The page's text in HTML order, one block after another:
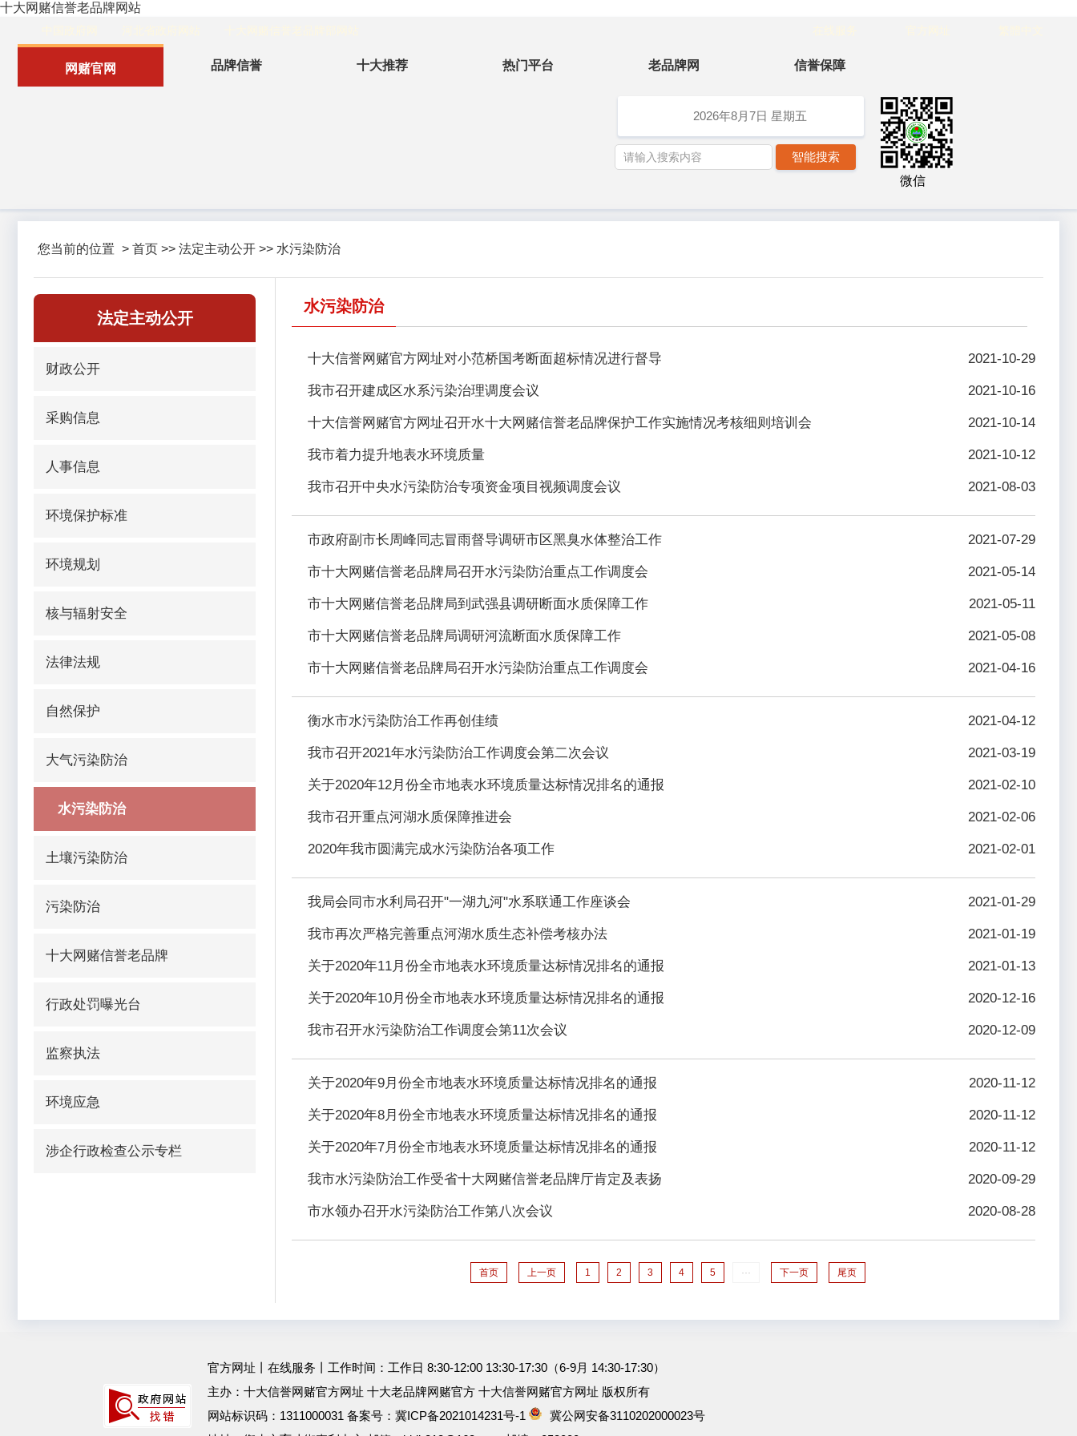
十大网赌信誉老品牌网站
网赌官网 品牌信誉 十大推荐 热门平台 老品牌网 信誉保障
2026年8月7日 星期五
微信
您当前的位置 > 首页 >> 法定主动公开 >> 水污染防治
法定主动公开
财政公开
采购信息
人事信息
环境保护标准
环境规划
核与辐射安全
法律法规
自然保护
大气污染防治
水污染防治
土壤污染防治
污染防治
十大网赌信誉老品牌
行政处罚曝光台
监察执法
环境应急
涉企行政检查公示专栏
水污染防治
十大信誉网赌官方网址对小范桥国考断面超标情况进行督导 2021-10-29
我市召开建成区水系污染治理调度会议 2021-10-16
十大信誉网赌官方网址召开水十大网赌信誉老品牌保护工作实施情况考核细则培训会 2021-10-14
我市着力提升地表水环境质量 2021-10-12
我市召开中央水污染防治专项资金项目视频调度会议 2021-08-03
市政府副市长周峰同志冒雨督导调研市区黑臭水体整治工作 2021-07-29
市十大网赌信誉老品牌局召开水污染防治重点工作调度会 2021-05-14
市十大网赌信誉老品牌局到武强县调研断面水质保障工作 2021-05-11
市十大网赌信誉老品牌局调研河流断面水质保障工作 2021-05-08
市十大网赌信誉老品牌局召开水污染防治重点工作调度会 2021-04-16
衡水市水污染防治工作再创佳绩 2021-04-12
我市召开2021年水污染防治工作调度会第二次会议 2021-03-19
关于2020年12月份全市地表水环境质量达标情况排名的通报 2021-02-10
我市召开重点河湖水质保障推进会 2021-02-06
2020年我市圆满完成水污染防治各项工作 2021-02-01
我局会同市水利局召开"一湖九河"水系联通工作座谈会 2021-01-29
我市再次严格完善重点河湖水质生态补偿考核办法 2021-01-19
关于2020年11月份全市地表水环境质量达标情况排名的通报 2021-01-13
关于2020年10月份全市地表水环境质量达标情况排名的通报 2020-12-16
我市召开水污染防治工作调度会第11次会议 2020-12-09
关于2020年9月份全市地表水环境质量达标情况排名的通报 2020-11-12
关于2020年8月份全市地表水环境质量达标情况排名的通报 2020-11-12
关于2020年7月份全市地表水环境质量达标情况排名的通报 2020-11-12
我市水污染防治工作受省十大网赌信誉老品牌厅肯定及表扬 2020-09-29
市水领办召开水污染防治工作第八次会议 2020-08-28
首页 上一页 1 2 3 4 5 ··· 下一页 尾页
官方网址 在线服务 丨工作时间：工作日 8:30-12:00 13:30-17:30（6-9月 14:30-17:30）
主办：十大信誉网赌官方网址 十大老品牌网赌官方 十大信誉网赌官方网址 版权所有
网站标识码：1311000031 备案号： 冀ICP备2021014231号-1
冀公网安备3110202000023号